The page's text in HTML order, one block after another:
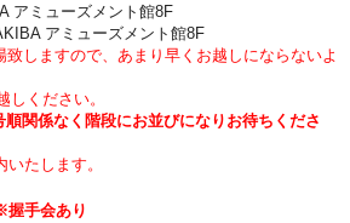
アミューズメント館8F
アミューズメント館8F
しますので、あまり早くお越しにならないよ
ください。
順関係なく階段にお並びになりお待ちくださ
たします。
握手会あり